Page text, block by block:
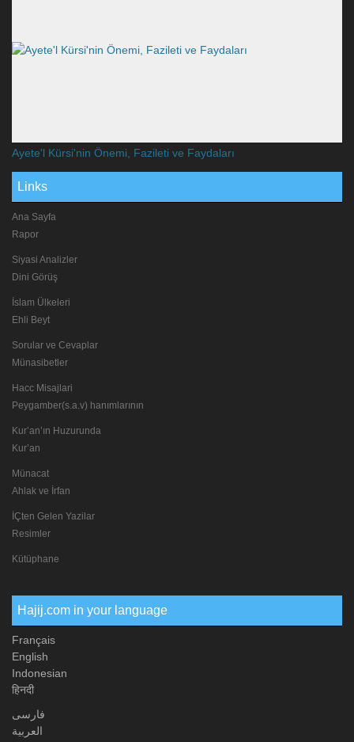
Ayete'l Kürsi'nin Önemi, Fazileti ve Faydaları
Links
Ana Sayfa
Rapor
Siyasi Analizler
Dini Görüş
İslam Ülkeleri
Ehli Beyt
Sorular ve Cevaplar
Münasibetler
Hacc Misajlari
Peygamber(s.a.v) hanımlarının
Kur’an’ın Huzurunda
Kur’an
Münacat
Ahlak ve İrfan
İÇten Gelen Yazilar
Resimler
Kütüphane
Hajij.com in your language
Français
English
Indonesian
हिनदी
فارسی
العربیة